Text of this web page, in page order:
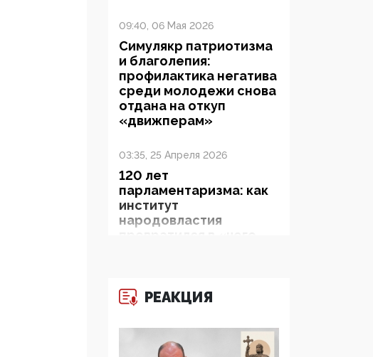
09:40, 06 Мая 2026
Симулякр патриотизма
и благолепия:
профилактика негатива
среди молодежи снова
отдана на откуп
«движперам»
03:35, 25 Апреля 2026
120 лет
парламентаризма: как
институт
народовластия
06:29, 15 Апреля 2026
жесткого внедрения
РЕАКЦИЯ